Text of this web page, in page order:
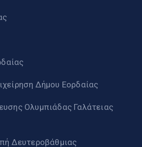
Δήμου Εορδαίας
Ολυμπιάδας Γαλάτειας
Δευτεροβάθμιας